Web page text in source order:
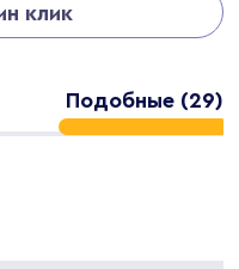
клик
Подобные (29)